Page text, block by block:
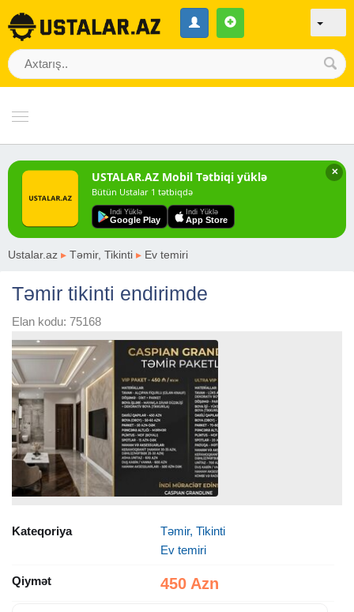
✕
USTALAR.AZ Mobil Tətbiqi yüklə
Bütün Ustalar 1 tətbiqdə
Indi Yüklə
Google Play
Indi Yüklə
App Store
Ustalar.az ▸ Təmir, Tikinti ▸ Ev temiri
Təmir tikinti endirimde
Elan kodu: 75168
Kateqoriya
Təmir, Tikinti
Ev temiri
Qiymət 450 Azn